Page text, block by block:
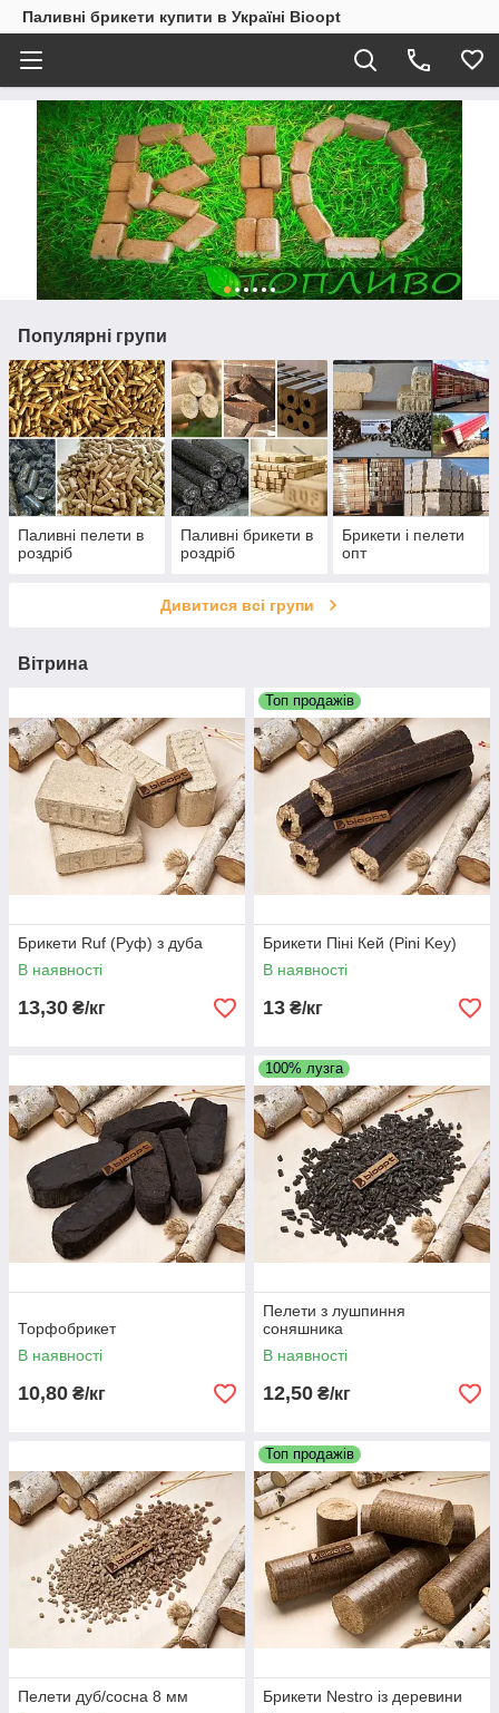
Паливні брикети купити в Україні Bioopt
Популярні групи
Паливні пелети в
роздріб
Паливні брикети в
роздріб
Брикети і пелети
опт
Дивитися всі групи
Вітрина
Брикети Ruf (Руф) з дуба
В наявності
13,30 ₴/кг
Топ продажів
Брикети Піні Кей (Pini Key)
В наявності
13 ₴/кг
Торфобрикет
В наявності
10,80 ₴/кг
100% лузга
Пелети з лушпиння
соняшника
В наявності
12,50 ₴/кг
Пелети дуб/сосна 8 мм
Топ продажів
Брикети Nestro із деревини